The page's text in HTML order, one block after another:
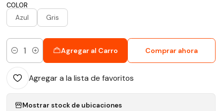
COLOR
Azul
Gris
Cantidad
Agregar al Carro Comprar ahora
Agregar a la lista de favoritos
Mostrar stock de ubicaciones